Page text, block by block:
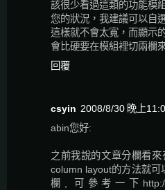
該很少看過這類的功能模
您的狀況，我建議可以自
這樣就不會太寬，而顯示
會比硬要在模組裡切兩欄
回覆
csyin 2008/8/30 晚上
abin您好:
之前我說的文章分欄看
column layout的方法就可
欄, 可參考一下http://